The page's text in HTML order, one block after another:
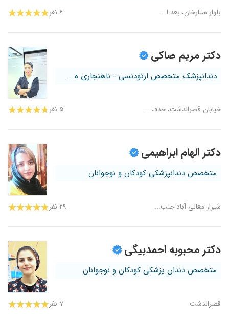
بلوار ستارخان، بعد ا... ۶ نفر
دکتر مریم صاکی
دندانپزشک متخصص ارتودنسی - ناهنجاری ه...
خیابان قصرالدشت، حدف... ۵ نفر
دکتر الهام ابراهیمی
متخصص دندانپزشکی کودکان و نوجوانان
شیراز-معالی آباد-جنب... ۲۹ نفر
دکتر محبوبه احمدبیگی
متخصص دندان پزشکی کودکان و نوجوانان
قصرالدشت ۷ نفر